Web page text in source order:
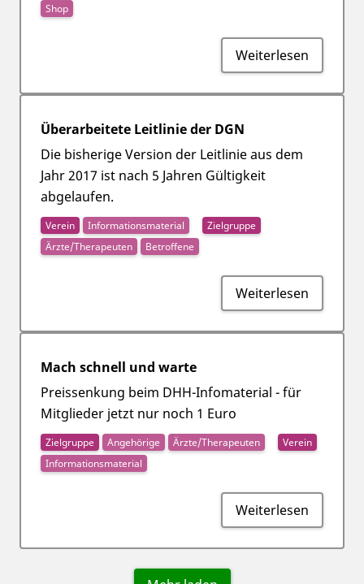
Weiterlesen
Shop
Überarbeitete Leitlinie der DGN
Die bisherige Version der Leitlinie aus dem
Jahr 2017 ist nach 5 Jahren Gültigkeit
abgelaufen.
Weiterlesen
Verein Informationsmaterial
Zielgruppe
Ärzte/Therapeuten
Betroffene
Mach schnell und warte
Preissenkung beim DHH-Infomaterial - für
Mitglieder jetzt nur noch 1 Euro
Weiterlesen
Zielgruppe Angehörige Ärzte/Therapeuten
Verein
Informationsmaterial